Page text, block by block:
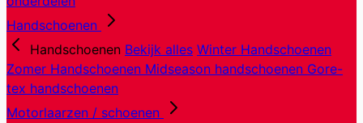
Handschoenen
Handschoenen Bekijk alles Winter Handschoenen
Zomer Handschoenen Midseason handschoenen Gore-
tex handschoenen
Motorlaarzen / schoenen